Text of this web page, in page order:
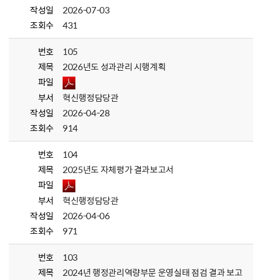
작성일
2026-07-03
조회수
431
번호
105
제목
2026년도 성과관리 시행계획
파일
부서
혁신행정담당관
작성일
2026-04-28
조회수
914
번호
104
제목
2025년도 자체평가 결과보고서
파일
부서
혁신행정담당관
작성일
2026-04-06
조회수
971
번호
103
제목
2024년 행정관리역량부문 운영실태 점검 결과 보고